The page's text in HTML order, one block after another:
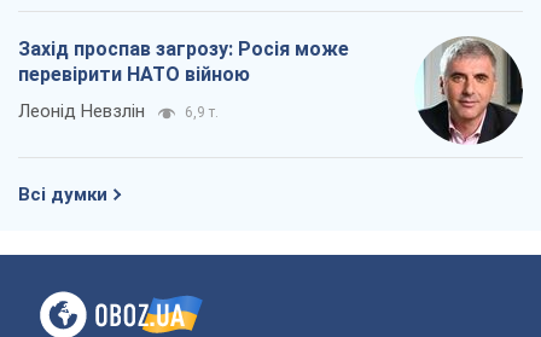
Захід проспав загрозу: Росія може
перевірити НАТО війною
Леонід Невзлін 6,9 т.
Всі думки